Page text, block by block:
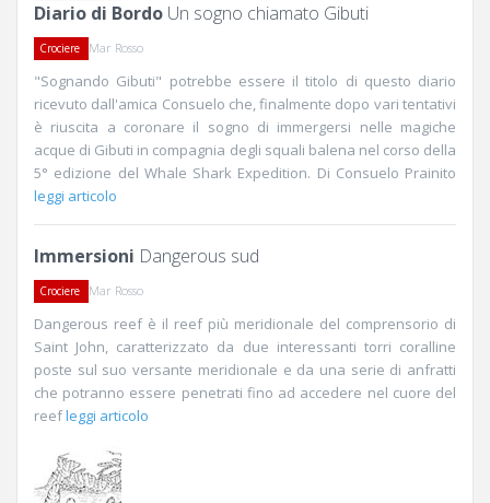
Diario di Bordo Un sogno chiamato Gibuti
Crociere Mar Rosso
"Sognando Gibuti" potrebbe essere il titolo di questo diario
ricevuto dall'amica Consuelo che, finalmente dopo vari tentativi
è riuscita a coronare il sogno di immergersi nelle magiche
acque di Gibuti in compagnia degli squali balena nel corso della
5° edizione del Whale Shark Expedition. Di Consuelo Prainito
leggi articolo
Immersioni Dangerous sud
Crociere Mar Rosso
Dangerous reef è il reef più meridionale del comprensorio di
Saint John, caratterizzato da due interessanti torri coralline
poste sul suo versante meridionale e da una serie di anfratti
che potranno essere penetrati fino ad accedere nel cuore del
reefleggi articolo